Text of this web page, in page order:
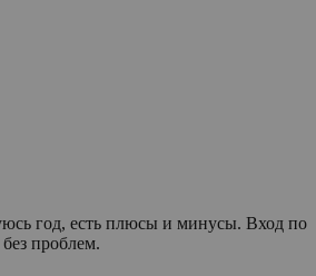
год, есть плюсы и минусы. Вход по
проблем.